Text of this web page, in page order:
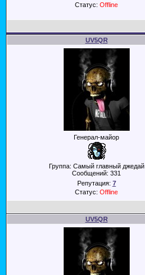
Статус: Offline
UV5QR
Генерал-майор
Группа: Самый главный джедай
Сообщений: 331
Репутация: 7
Статус: Offline
UV5QR